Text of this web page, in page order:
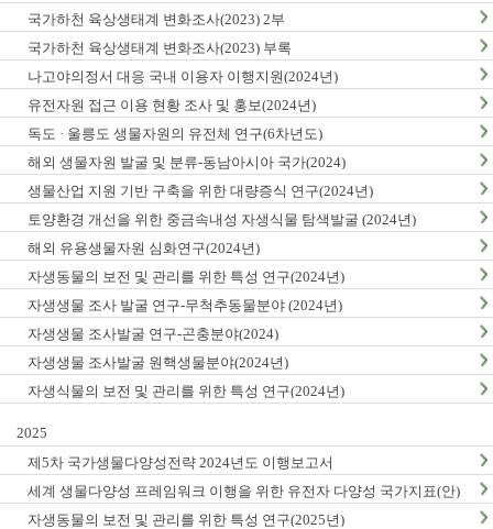
국가하천 육상생태계 변화조사(2023) 2부
국가하천 육상생태계 변화조사(2023) 부록
나고야의정서 대응 국내 이용자 이행지원(2024년)
유전자원 접근 이용 현황 조사 및 홍보(2024년)
독도 · 울릉도 생물자원의 유전체 연구(6차년도)
해외 생물자원 발굴 및 분류-동남아시아 국가(2024)
생물산업 지원 기반 구축을 위한 대량증식 연구(2024년)
토양환경 개선을 위한 중금속내성 자생식물 탐색발굴 (2024년)
해외 유용생물자원 심화연구(2024년)
자생동물의 보전 및 관리를 위한 특성 연구(2024년)
자생생물 조사 발굴 연구-무척추동물분야 (2024년)
자생생물 조사발굴 연구-곤충분야(2024)
자생생물 조사발굴 원핵생물분야(2024년)
자생식물의 보전 및 관리를 위한 특성 연구(2024년)
2025
제5차 국가생물다양성전략 2024년도 이행보고서
세계 생물다양성 프레임워크 이행을 위한 유전자 다양성 국가지표(안)
마련(1차년도)
자생동물의 보전 및 관리를 위한 특성 연구(2025년)